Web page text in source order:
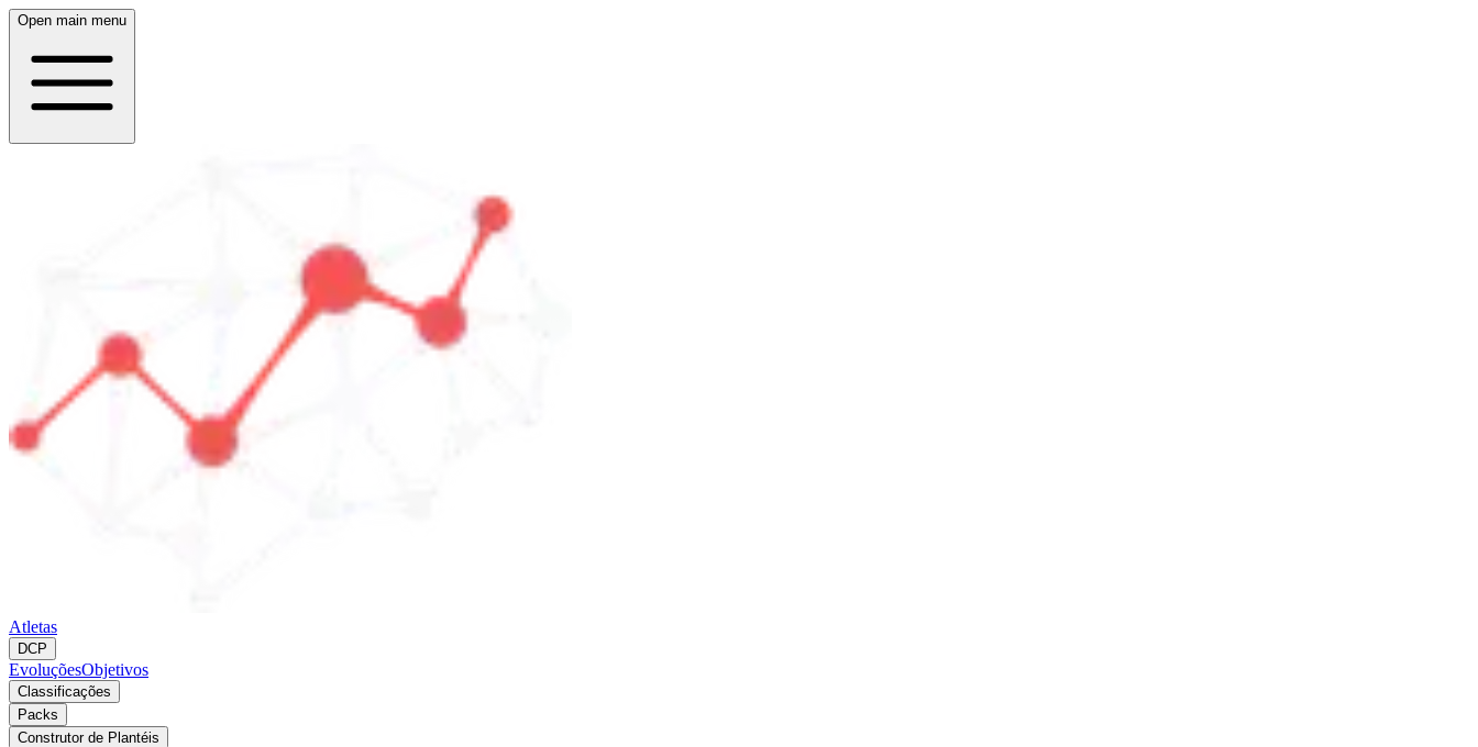
Open main menu
Atletas
DCP
EvoluçõesObjetivos
Classificações
Packs
Construtor de Plantéis